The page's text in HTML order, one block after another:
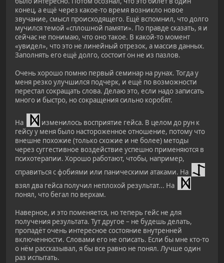
конец, а ещё через какое-то время возникло новое
звучание, смысл происходящего. Ещё вспомнил, что долго
мучился темой «сплошной памяти». По правде сказать, я и
сейчас не понимаю, что оно такое. В какой-то момент
«увидел», что это не линейный отрезок, а массив данных.
Заполнять его ещё долго, состоит он не из пазлов.
Очень хорошо помню первый семинар на рунах. Тогда у
меня резко улучшился подчерк, и ещё по возможности
перестал сокращать слова. Делаю это, если надо записать
много и быстро, но сокращения сильно коробят.
На
изменилось восприятие гейса. В целом до рун к
гейсу у меня было настороженное отношение, потому что
внешне похожие (только схожие и не более) методы
через суггестивное воздействие успешно применяются в
психотерапии. Хорошо работают, чтобы, например,
справиться с фобиями или паническими атаками. На
взял два гейса получил неплохой результат... На
понял, что бегал по верхам.
Наверное, и это поменяется, но теперь гейс не для
получения результата. Тут другое – не будешь делать,
пропадёт очень интересное состояние внутренней
включенности. Словами его не описать. Если бы мне кто-то
о нём рассказывал, я бы все равно не понял. Лучше один
раз испытать.